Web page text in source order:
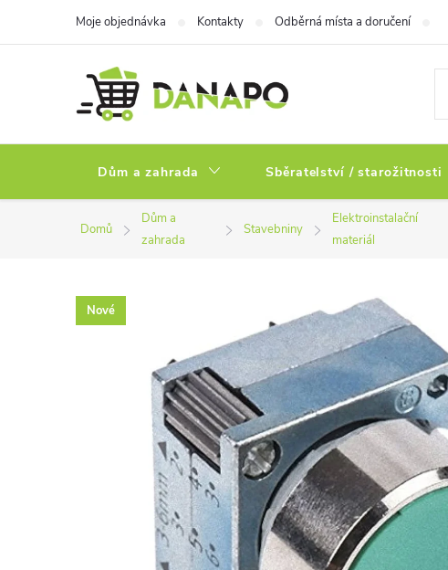
Moje objednávka Kontakty Odběrná místa a doručení
Dům a zahrada Sběratelství / starožitnosti
Domů
Dům a
zahrada
Stavebniny
Elektroinstalační
materiál
Nové